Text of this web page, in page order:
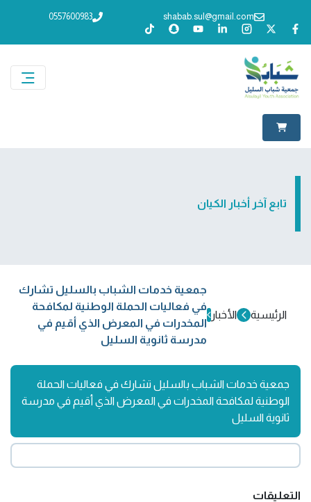
shabab.sul@gmail.com
0557600983
تابع آخر أخبار الكيان
الرئيسية الأخبار
جمعية خدمات الشباب بالسليل تشارك
في فعاليات الحملة الوطنية لمكافحة
المخدرات في المعرض الذي أقيم في
مدرسة ثانوية السليل
جمعية خدمات الشباب بالسليل تشارك في فعاليات الحملة
الوطنية لمكافحة المخدرات في المعرض الذي أقيم في مدرسة
ثانوية السليل
التعليقات